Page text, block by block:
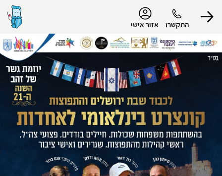
התקשרו אזור אישי
הפרופיל שלי
התנתק